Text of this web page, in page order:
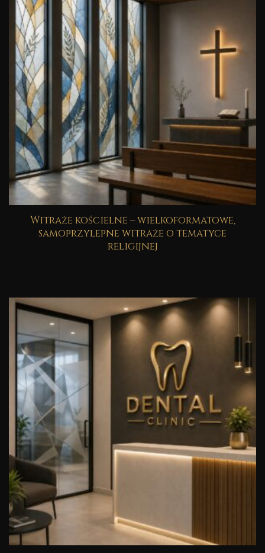
Witraże kościelne – wielkoformatowe,
samoprzylepne witraże o tematyce
religijnej